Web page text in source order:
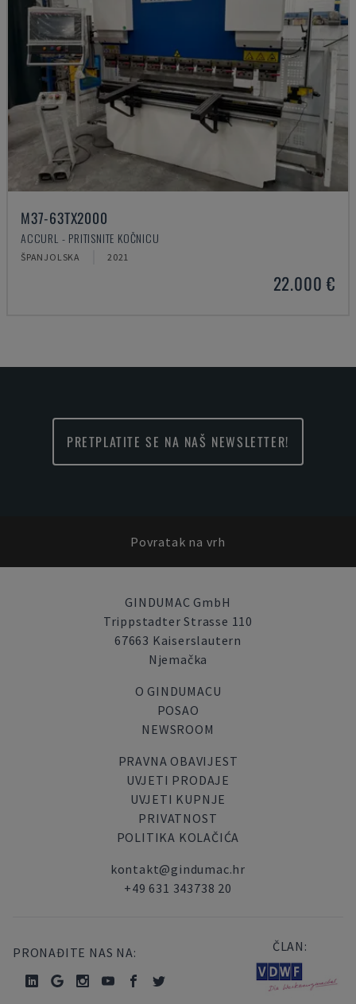
M37-63TX2000
ACCURL - PRITISNITE KOČNICU
ŠPANJOLSKA 2021
22.000 €
PRETPLATITE SE NA NAŠ NEWSLETTER!
Povratak na vrh
GINDUMAC GmbH
Trippstadter Strasse 110
67663 Kaiserslautern
Njemačka
O GINDUMACU
POSAO
NEWSROOM
PRAVNA OBAVIJEST
UVJETI PRODAJE
UVJETI KUPNJE
PRIVATNOST
POLITIKA KOLAČIĆA
kontakt@gindumac.hr
+49 631 343738 20
PRONAĐITE NAS NA: ČLAN: